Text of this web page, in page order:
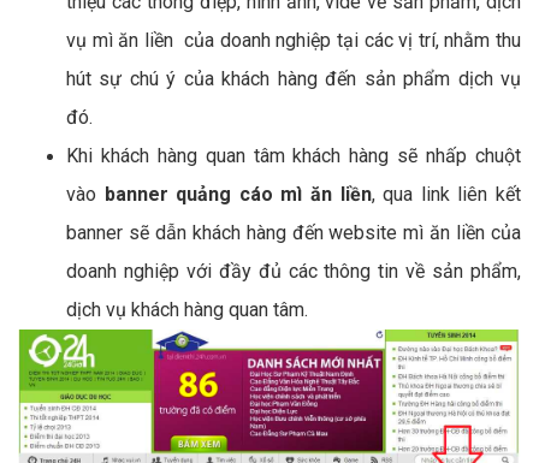
vụ mì ăn liền của doanh nghiệp tại các vị trí, nhằm thu
hút sự chú ý của khách hàng đến sản phẩm dịch vụ
đó.
Khi khách hàng quan tâm khách hàng sẽ nhấp chuột
vào banner quảng cáo mì ăn liền, qua link liên kết
banner sẽ dẫn khách hàng đến website mì ăn liền của
doanh nghiệp với đầy đủ các thông tin về sản phẩm,
dịch vụ khách hàng quan tâm.